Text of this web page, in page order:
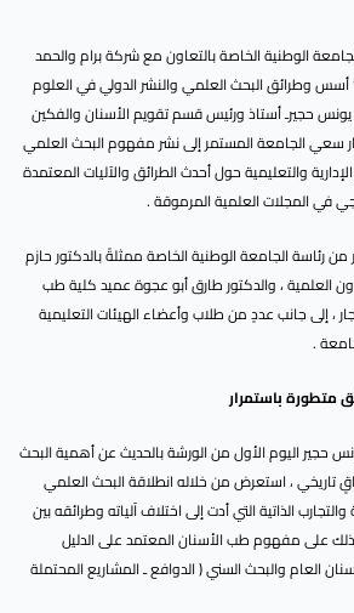
الوطنية الخاصة بالتعاون مع شركة برام والحمد
وطرائق البحث العلمي والنشر الدولي في العلوم
يونس حجيرـ أستاذ ورئيس قسم تقويم الأسنان والفكين
الجامعة المستمر إلى نشر مفهوم البحث العلمي
والتعليمية حول أحدث الطرائق والآليات المعتمدة
في المجلات العلمية المرموقة .
رئاسة الجامعة الوطنية الخاصة ممثلةً بالدكتور حازم
العلمية ، والدكتور طارق أبو عجوة عميد كلية طب
، إلى جانب عددٍ من طلاب وأعضاء الهيئات التعليمية
.
متطورة باستمرار
حجير اليوم الأول من الورشة بالحديث عن أهمية البحث
تاريخي ، استعرض من خلاله انطلاقة البحث العلمي
الذاتية التي أدت إلى اختلاف آلياته وطرائقه بين
على مفهوم طب الأسنان المعتمد على الدليل
العام والبحث السني ( الدوافع ـ المشاريع المحتملة